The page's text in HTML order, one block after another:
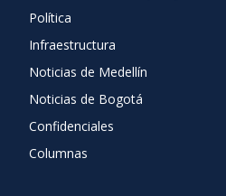
Política
Infraestructura
Noticias de Medellín
Noticias de Bogotá
Confidenciales
Columnas